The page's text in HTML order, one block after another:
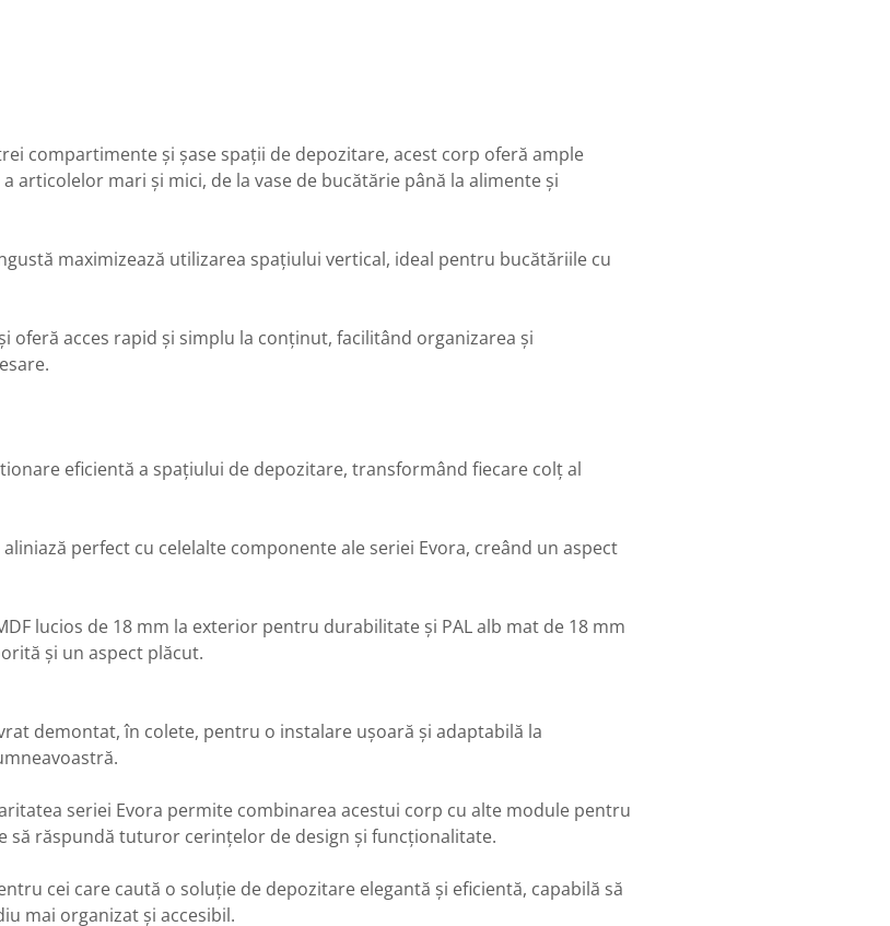
compartimente și șase spații de depozitare, acest corp oferă ample
articolelor mari și mici, de la vase de bucătărie până la alimente și
maximizează utilizarea spațiului vertical, ideal pentru bucătăriile cu
oferă acces rapid și simplu la conținut, facilitând organizarea și
eficientă a spațiului de depozitare, transformând fiecare colț al
aliniază perfect cu celelalte componente ale seriei Evora, creând un aspect
lucios de 18 mm la exterior pentru durabilitate și PAL alb mat de 18 mm
și un aspect plăcut.
demontat, în colete, pentru o instalare ușoară și adaptabilă la
seriei Evora permite combinarea acestui corp cu alte module pentru
să răspundă tuturor cerințelor de design și funcționalitate.
cei care caută o soluție de depozitare elegantă și eficientă, capabilă să
mai organizat și accesibil.